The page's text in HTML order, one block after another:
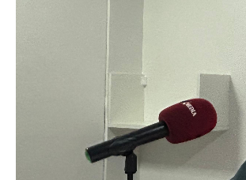
Yüksəliş hekayəsi
Mədəniyyətimizin Zəfəri
Zəfər Diasporu